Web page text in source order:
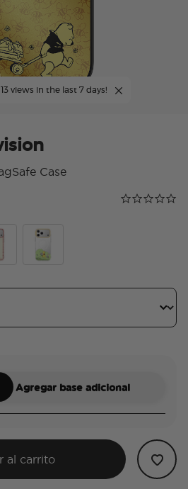
views in the last 7 days!
Case
Calificación
0.0 star rating
Agregar base adicional
al carrito